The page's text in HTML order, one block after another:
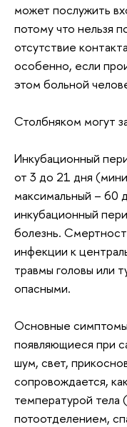
может послужить
потому что нельзя
отсутствие
особенно, если
этом больной
Столбняком могут
Инкубационный
от 3 до 21 дня
максимальный – 60
инкубационный
болезнь.
инфекции к
травмы головы или
опасными.
Основные симптомы
появляющиеся при
шум, свет,
сопровождается,
температурой
потоотделением,